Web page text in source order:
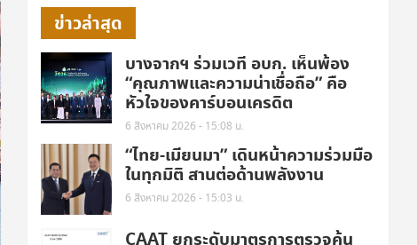
ข่าวล่าสุด
บางจากฯ ร่วมเวที อบก. เห็นพ้อง
“คุณภาพและความน่าเชื่อถือ” คือ
หัวใจของคาร์บอนเครดิต
6 สิงหาคม 2026 - 15:08 น.
“ไทย-เมียนมา” เดินหน้าความร่วมมือ
ในทุกมิติ สานต่อด้านพลังงาน
6 สิงหาคม 2026 - 15:03 น.
CAAT ยกระดับมาตรการตรวจค้น